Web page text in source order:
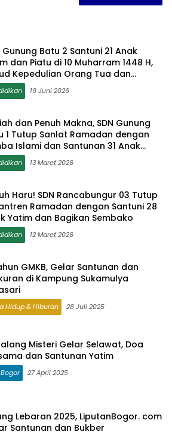
Gunung Batu 2 Santuni 21 Anak
dan Piatu di 10 Muharram 1448 H,
Kepedulian Orang Tua dan
19 Juni 2026
dan Penuh Makna, SDN Gunung
1 Tutup Sanlat Ramadan dengan
Islami dan Santunan 31 Anak
13 Maret 2026
Haru! SDN Rancabungur 03 Tutup
Ramadan dengan Santuni 28
Yatim dan Bagikan Sembako
12 Maret 2026
GMKB, Gelar Santunan dan
di Kampung Sukamulya
Hidup & Hiburan 28 Juli 2025
Misteri Gelar Selawat, Doa
dan Santunan Yatim
27 April 2025
Lebaran 2025, LiputanBogor. com
Santunan dan Bukber